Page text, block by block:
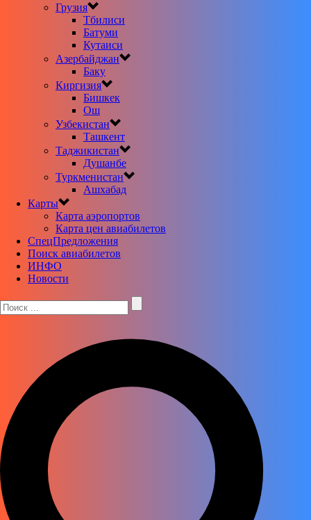
Грузия
Тбилиси
Батуми
Кутаиси
Азербайджан
Баку
Киргизия
Бишкек
Ош
Узбекистан
Ташкент
Таджикистан
Душанбе
Туркменистан
Ашхабад
Карты
Карта аэропортов
Карта цен авиабилетов
CпецПредложения
Поиск авиабилетов
ИНФО
Новости